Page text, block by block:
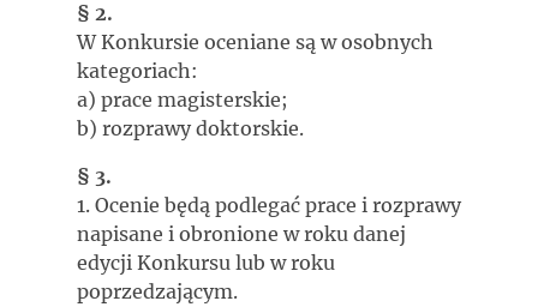
§ 2.
W Konkursie oceniane są w osobnych
kategoriach:
a) prace magisterskie;
b) rozprawy doktorskie.
§ 3.
1. Ocenie będą podlegać prace i rozprawy
napisane i obronione w roku danej
edycji Konkursu lub w roku
poprzedzającym.